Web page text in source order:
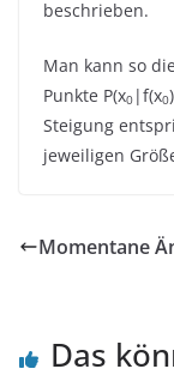
beschrieben.
Man kann so
Punkte P(x0 |f(x0
Steigung
jeweiligen
Momentane
Das